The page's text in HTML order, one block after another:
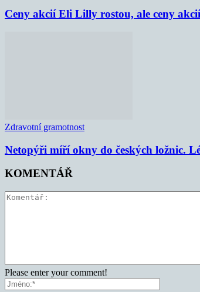
Ceny akcií Eli Lilly rostou, ale ceny
Zdravotní gramotnost
Netopýři míří okny do českých ložnic.
KOMENTÁŘ
Please enter your comment!